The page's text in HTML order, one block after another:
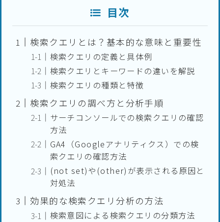
目次
検索クエリとは？基本的な意味と重要性
検索クエリの定義と具体例
検索クエリとキーワードの違いを解説
検索クエリの種類と特徴
検索クエリの調べ方と分析手順
サーチコンソールでの検索クエリの確認
方法
GA4（Googleアナリティクス）での検
索クエリの確認方法
(not set)や(other)が表示される原因と
対処法
効果的な検索クエリ分析の方法
検索意図による検索クエリの分類方法